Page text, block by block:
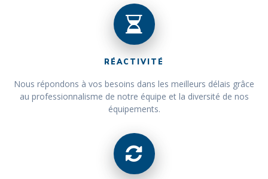
RÉACTIVITÉ
Nous répondons à vos besoins dans les meilleurs délais grâce
au professionnalisme de notre équipe et la diversité de nos
équipements.